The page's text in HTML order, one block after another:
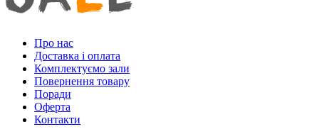
Про нас
Доставка і оплата
Комплектуємо зали
Повернення товару
Поради
Оферта
Контакти